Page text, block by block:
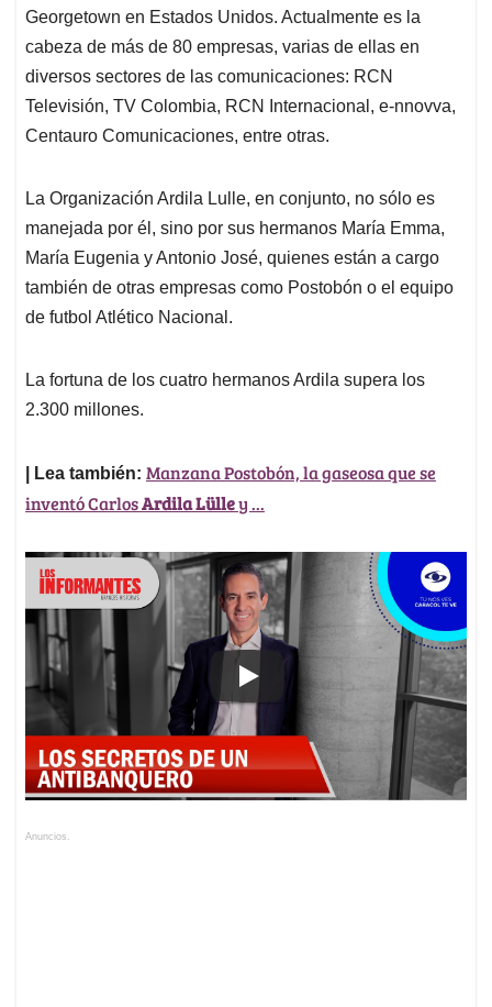
Georgetown en Estados Unidos. Actualmente es la
cabeza de más de 80 empresas, varias de ellas en
diversos sectores de las comunicaciones: RCN
Televisión, TV Colombia, RCN Internacional, e-nnovva,
Centauro Comunicaciones, entre otras.
La Organización Ardila Lulle, en conjunto, no sólo es
manejada por él, sino por sus hermanos María Emma,
María Eugenia y Antonio José, quienes están a cargo
también de otras empresas como Postobón o el equipo
de futbol Atlético Nacional.
La fortuna de los cuatro hermanos Ardila supera los
2.300 millones.
| Lea también: Manzana Postobón, la gaseosa que se
inventó CarlosArdila Lülley ...
Anuncios.